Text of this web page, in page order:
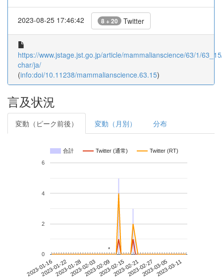
2023-08-25 17:46:42 8 + 20 Twitter
https://www.jstage.jst.go.jp/article/mammalianscience/63/1/
char/ja/
(info:doi/10.11238/mammalianscience.63.15)
言及状況
変動（ピーク前後） 変動（月別） 分布
合計 Twitter (通常) Twitter (RT)
2023-01-162023-01-222023-01-282023-02-032023-02-092023-02-152023-02-212023-02-272023-03-052023-03-11
0
2
4
6
**